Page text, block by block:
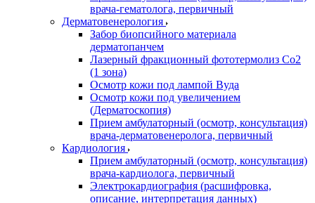
врача-гематолога, первичный
Дерматовенерология
Забор биопсийного материала
дерматопанчем
Лазерный фракционный фототермолиз Со2
(1 зона)
Осмотр кожи под лампой Вуда
Осмотр кожи под увеличением
(Дерматоскопия)
Прием амбулаторный (осмотр, консультация)
врача-дерматовенеролога, первичный
Кардиология
Прием амбулаторный (осмотр, консультация)
врача-кардиолога, первичный
Электрокардиография (расшифровка,
описание, интерпретация данных)